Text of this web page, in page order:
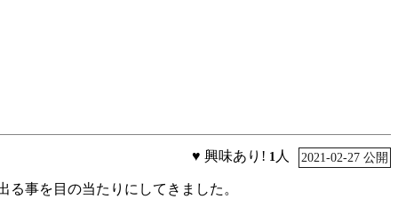
2021-02-27 公開
♥ 興味あり! 1 人
事を目の当たりにしてきました。